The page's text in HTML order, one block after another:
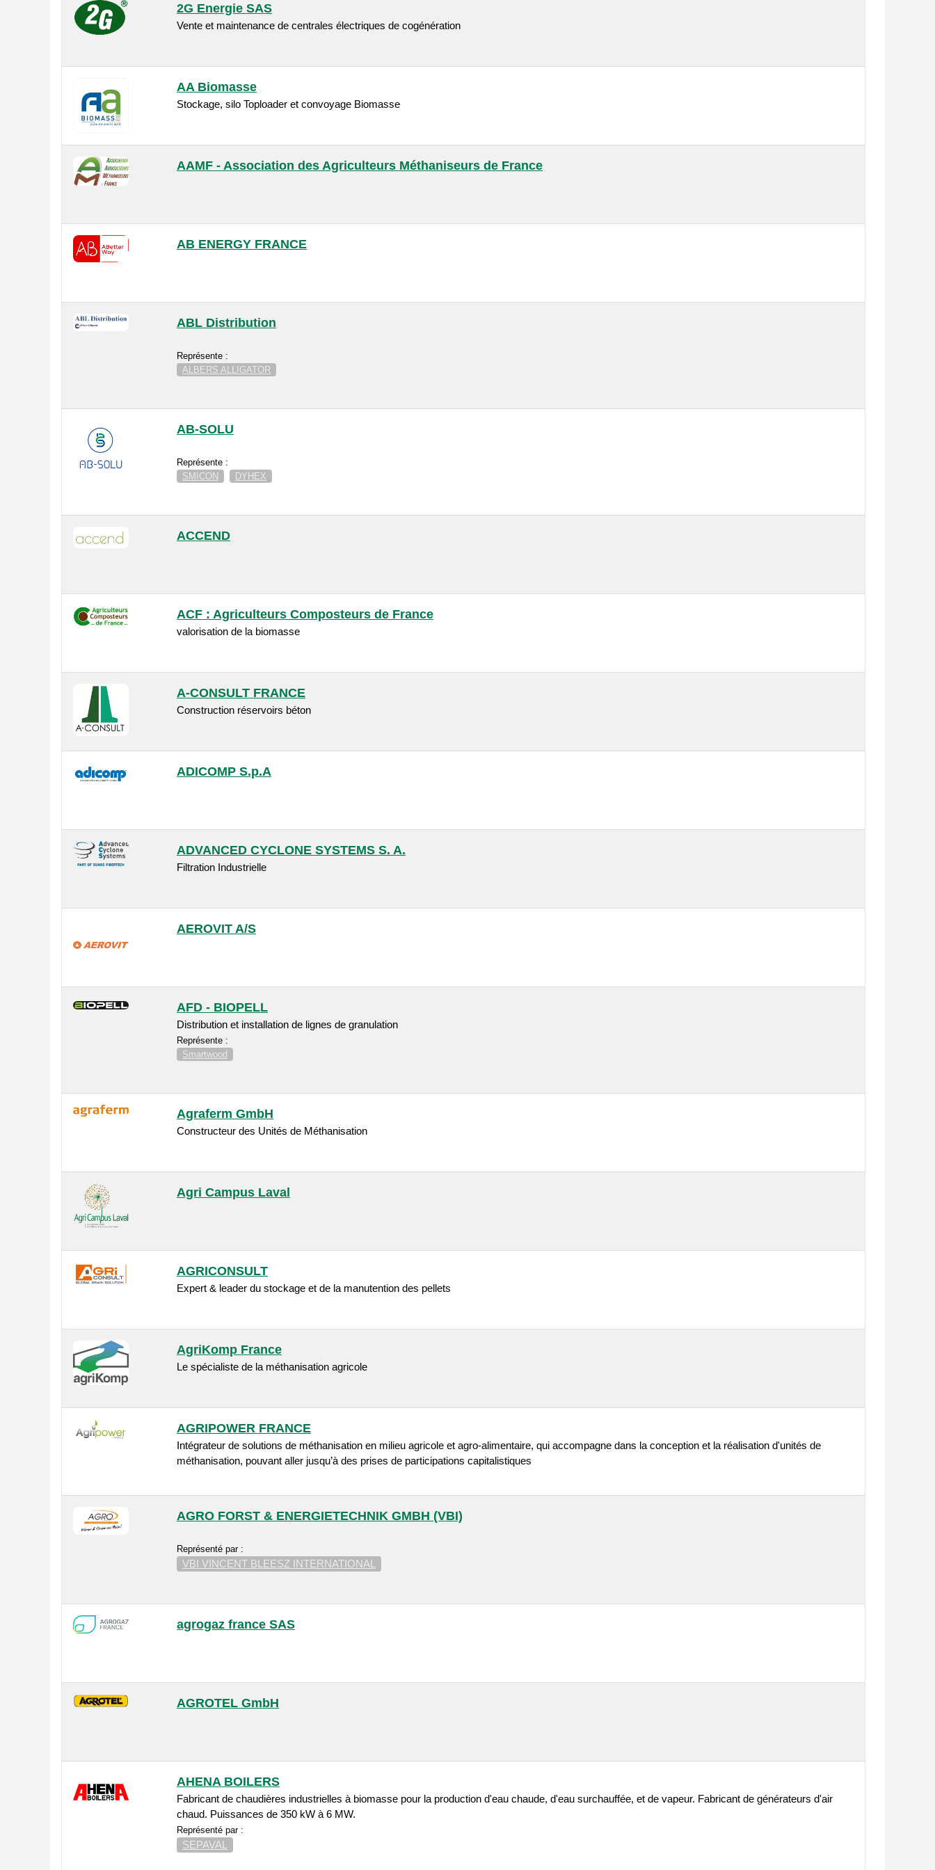
2G Energie SAS
Vente et maintenance de centrales électriques de cogénération
AA Biomasse
Stockage, silo Toploader et convoyage Biomasse
AAMF - Association des Agriculteurs Méthaniseurs de France
AB ENERGY FRANCE
ABL Distribution
Représente :
ALBERS ALLIGATOR
AB-SOLU
Représente :
SMICON
DYHEX
ACCEND
ACF : Agriculteurs Composteurs de France
valorisation de la biomasse
A-CONSULT FRANCE
Construction réservoirs béton
ADICOMP S.p.A
ADVANCED CYCLONE SYSTEMS S. A.
Filtration Industrielle
AEROVIT A/S
AFD - BIOPELL
Distribution et installation de lignes de granulation
Représente :
Smartwood
Agraferm GmbH
Constructeur des Unités de Méthanisation
Agri Campus Laval
AGRICONSULT
Expert & leader du stockage et de la manutention des pellets
AgriKomp France
Le spécialiste de la méthanisation agricole
AGRIPOWER FRANCE
Intégrateur de solutions de méthanisation en milieu agricole et agro-alimentaire, qui accompagne dans la conception et la réalisation d'unités de
méthanisation, pouvant aller jusqu’à des prises de participations capitalistiques
AGRO FORST & ENERGIETECHNIK GMBH (VBI)
Représenté par :
VBI VINCENT BLEESZ INTERNATIONAL
agrogaz france SAS
AGROTEL GmbH
AHENA BOILERS
Fabricant de chaudières industrielles à biomasse pour la production d'eau chaude, d'eau surchauffée, et de vapeur. Fabricant de générateurs d'air
chaud. Puissances de 350 kW à 6 MW.
Représenté par :
SEPAVAL